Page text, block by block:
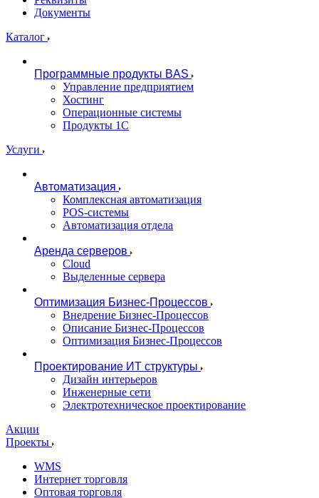
Документы
Каталог
Программные продукты BAS
Управление предприятием
Хостинг
Операционные системы
Продукты 1С
Услуги
Автоматизация
Комплексная автоматизация
POS-системы
Автоматизация отдела
Аренда серверов
Cloud
Выделенные сервера
Оптимизация Бизнес-Процессов
Внедрение Бизнес-Процессов
Описание Бизнес-Процессов
Оптимизация Бизнес-Процессов
Проектирование ИТ структуры
Дизайн интерьеров
Инженерные сети
Электротехническое проектирование
Акции
Проекты
WMS
Интернет торговля
Оптовая торговля